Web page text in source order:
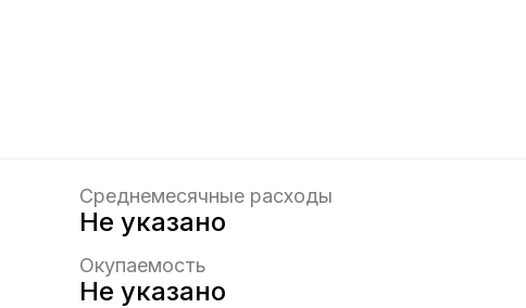
Среднемесячные расходы
Не указано
Окупаемость
Не указано